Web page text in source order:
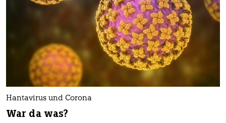
Hantavirus und Corona
War da was?